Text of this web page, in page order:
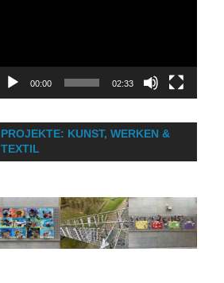
00:00 02:33
PROJEKTE: KUNST, WERKEN &
TEXTIL